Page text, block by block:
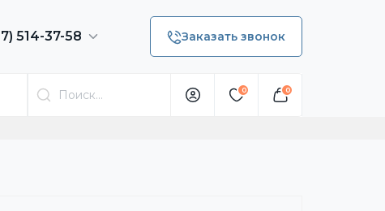
514-37-58 Заказать звонок
0 0